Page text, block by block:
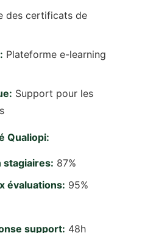
des certificats de
Plateforme e-learning
Support pour les
Qualiopi:
stagiaires: 87%
évaluations: 95%
support: 48h